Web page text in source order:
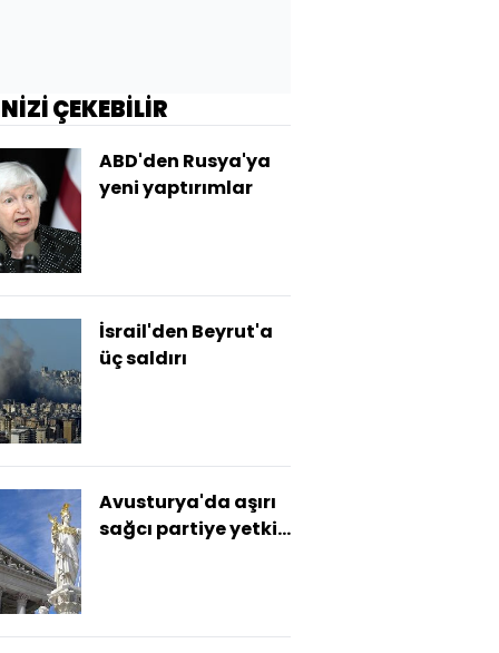
ÇEKEBİLİR
ABD'den Rusya'ya
yeni yaptırımlar
İsrail'den Beyrut'a
üç saldırı
Avusturya'da aşırı
sağcı partiye yetki